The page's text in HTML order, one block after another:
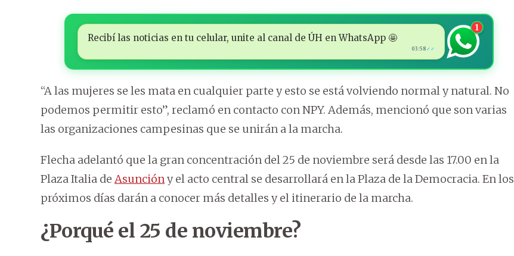
Recibí las noticias en tu celular, unite al canal de ÚH en WhatsApp 🤩
03:58 ✓✓
1
“A las mujeres se les mata en cualquier parte y esto se está volviendo normal y natural. No
podemos permitir esto”, reclamó en contacto con NPY. Además, mencionó que son varias
las organizaciones campesinas que se unirán a la marcha.
Flecha adelantó que la gran concentración del 25 de noviembre será desde las 17.00 en la
Plaza Italia de Asuncióny el acto central se desarrollará en la Plaza de la Democracia. En los
próximos días darán a conocer más detalles y el itinerario de la marcha.
¿Porqué el 25 de noviembre?